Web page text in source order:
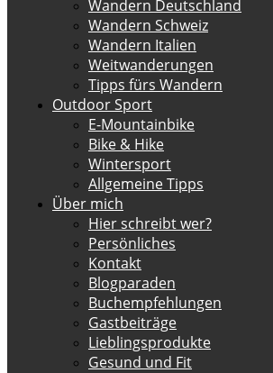
Wandern Deutschland
Wandern Schweiz
Wandern Italien
Weitwanderungen
Tipps fürs Wandern
Outdoor Sport
E-Mountainbike
Bike & Hike
Wintersport
Allgemeine Tipps
Über mich
Hier schreibt wer?
Persönliches
Kontakt
Blogparaden
Buchempfehlungen
Gastbeiträge
Lieblingsprodukte
Gesund und Fit